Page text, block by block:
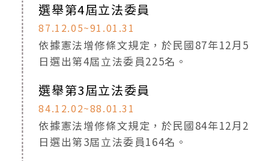
選舉第4屆立法委員
87.12.05~91.01.31
依據憲法增修條文規定，於民國87年12月5
日選出第4屆立法委員225名。
選舉第3屆立法委員
84.12.02~88.01.31
依據憲法增修條文規定，於民國84年12月2
日選出第3屆立法委員164名。